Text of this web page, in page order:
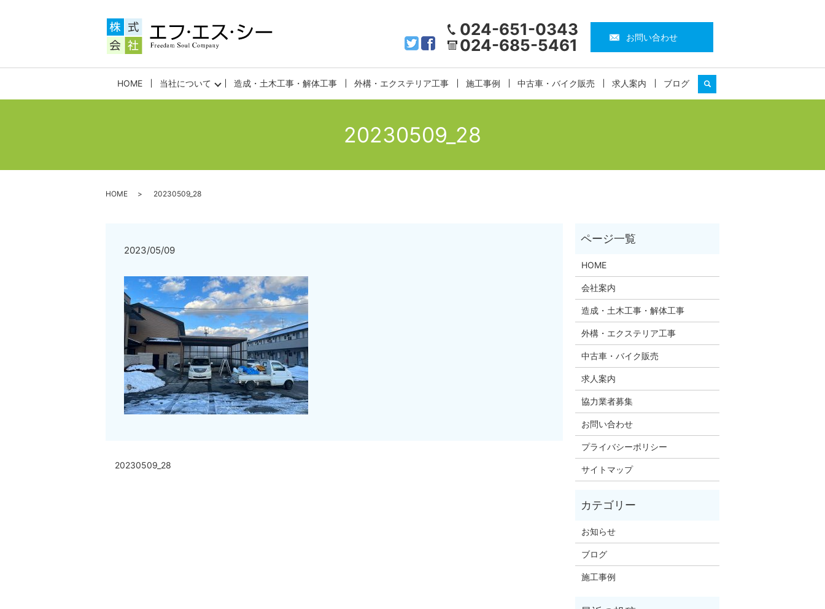
HOME 当社について 造成・土木工事・解体工事 外構・エクステリア工事 施工事例 中古車・バイク販売 求人案内 ブログ search
024-651-0343
024-685-5461
お問い合わせ
20230509_28
HOME 20230509_28
2023/05/09
20230509_28
HOME
会社案内
造成・土木工事・解体工事
外構・エクステリア工事
中古車・バイク販売
求人案内
協力業者募集
お問い合わせ
プライバシーポリシー
サイトマップ
お知らせ
ブログ
施工事例